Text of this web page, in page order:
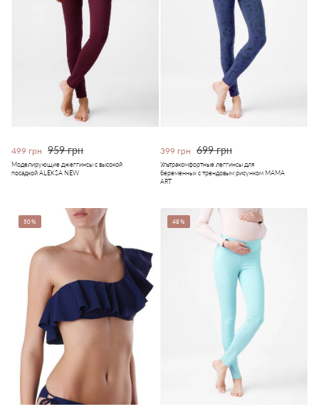
499 грн 959 грн
Моделирующие джеггинсы с высокой
посадкой ALEKSA NEW
399 грн 699 грн
Ультракомфортные леггинсы для
беременных с трендовым рисунком MAMA
ART
50% 48%